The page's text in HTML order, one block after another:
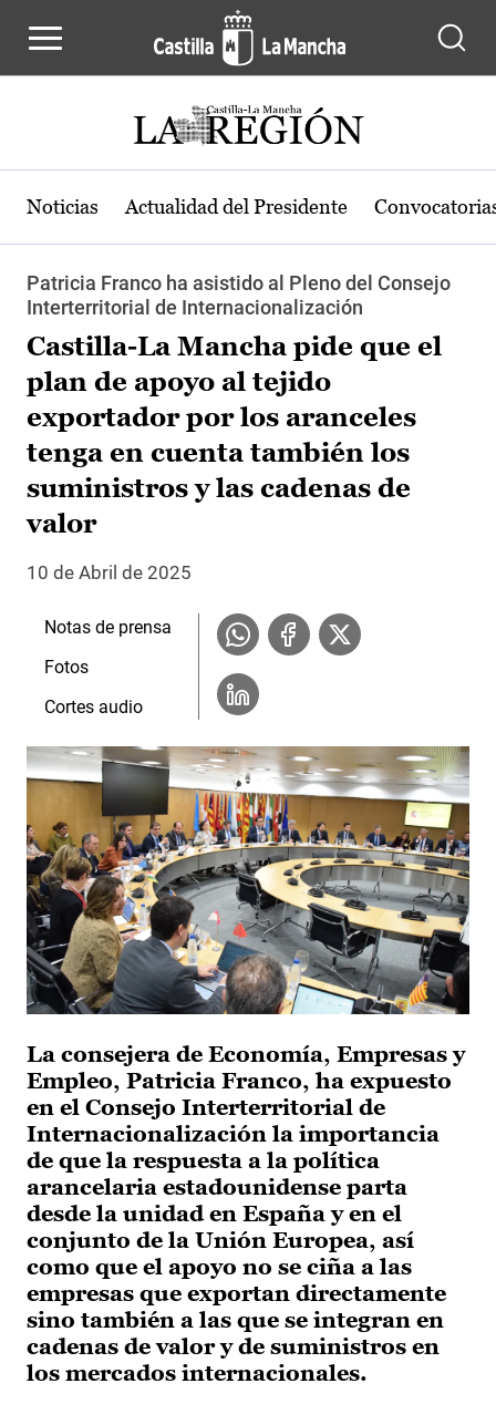
Noticias Actualidad del Presidente
Patricia Franco ha asistido al Pleno del Consejo
Interterritorial de Internacionalización
Castilla-La Mancha pide que el
plan de apoyo al tejido
exportador por los aranceles
tenga en cuenta también los
suministros y las cadenas de
valor
10 de Abril de 2025
La consejera de Economía, Empresas y
Empleo, Patricia Franco, ha expuesto
en el Consejo Interterritorial de
Internacionalización la importancia
de que la respuesta a la política
arancelaria estadounidense parta
desde la unidad en España y en el
conjunto de la Unión Europea, así
como que el apoyo no se ciña a las
empresas que exportan directamente
sino también a las que se integran en
cadenas de valor y de suministros en
los mercados internacionales.
Notas de prensa
Fotos
Cortes audio